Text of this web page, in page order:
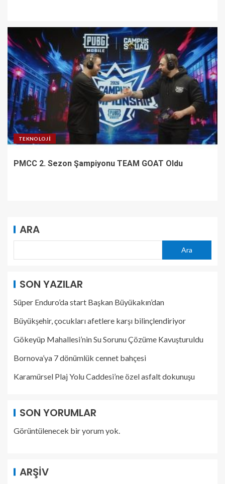
TEKNOLOJI
PMCC 2. Sezon Şampiyonu TEAM GOAT Oldu
ARA
Ara
SON YAZILAR
Süper Enduro’da start Başkan Büyükakın’dan
Büyükşehir, çocukları afetlere karşı bilinçlendiriyor
Gökeyüp Mahallesi’nin Su Sorunu Çözüme Kavuşturuldu
Bornova’ya 7 dönümlük cennet bahçesi
Karamürsel Plaj Yolu Caddesi’ne özel asfalt dokunuşu
SON YORUMLAR
Görüntülenecek bir yorum yok.
ARŞIV